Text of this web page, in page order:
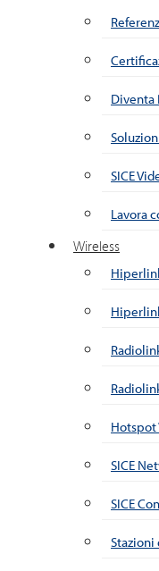
Diventa
SICE
Lavora
Wireless
Hotspot
SICE
SICE
Stazioni